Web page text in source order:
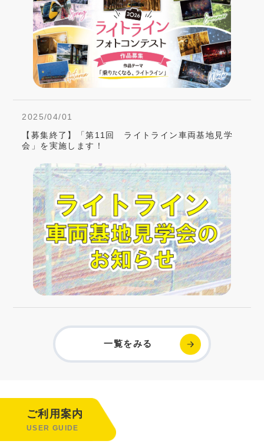
2025/04/01
【募集終了】「第11回 ライトライン車両基地見学
会」を実施します！
一覧をみる
ご利用案内
USER GUIDE